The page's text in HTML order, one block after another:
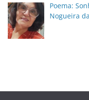
Poema:
Nogueira